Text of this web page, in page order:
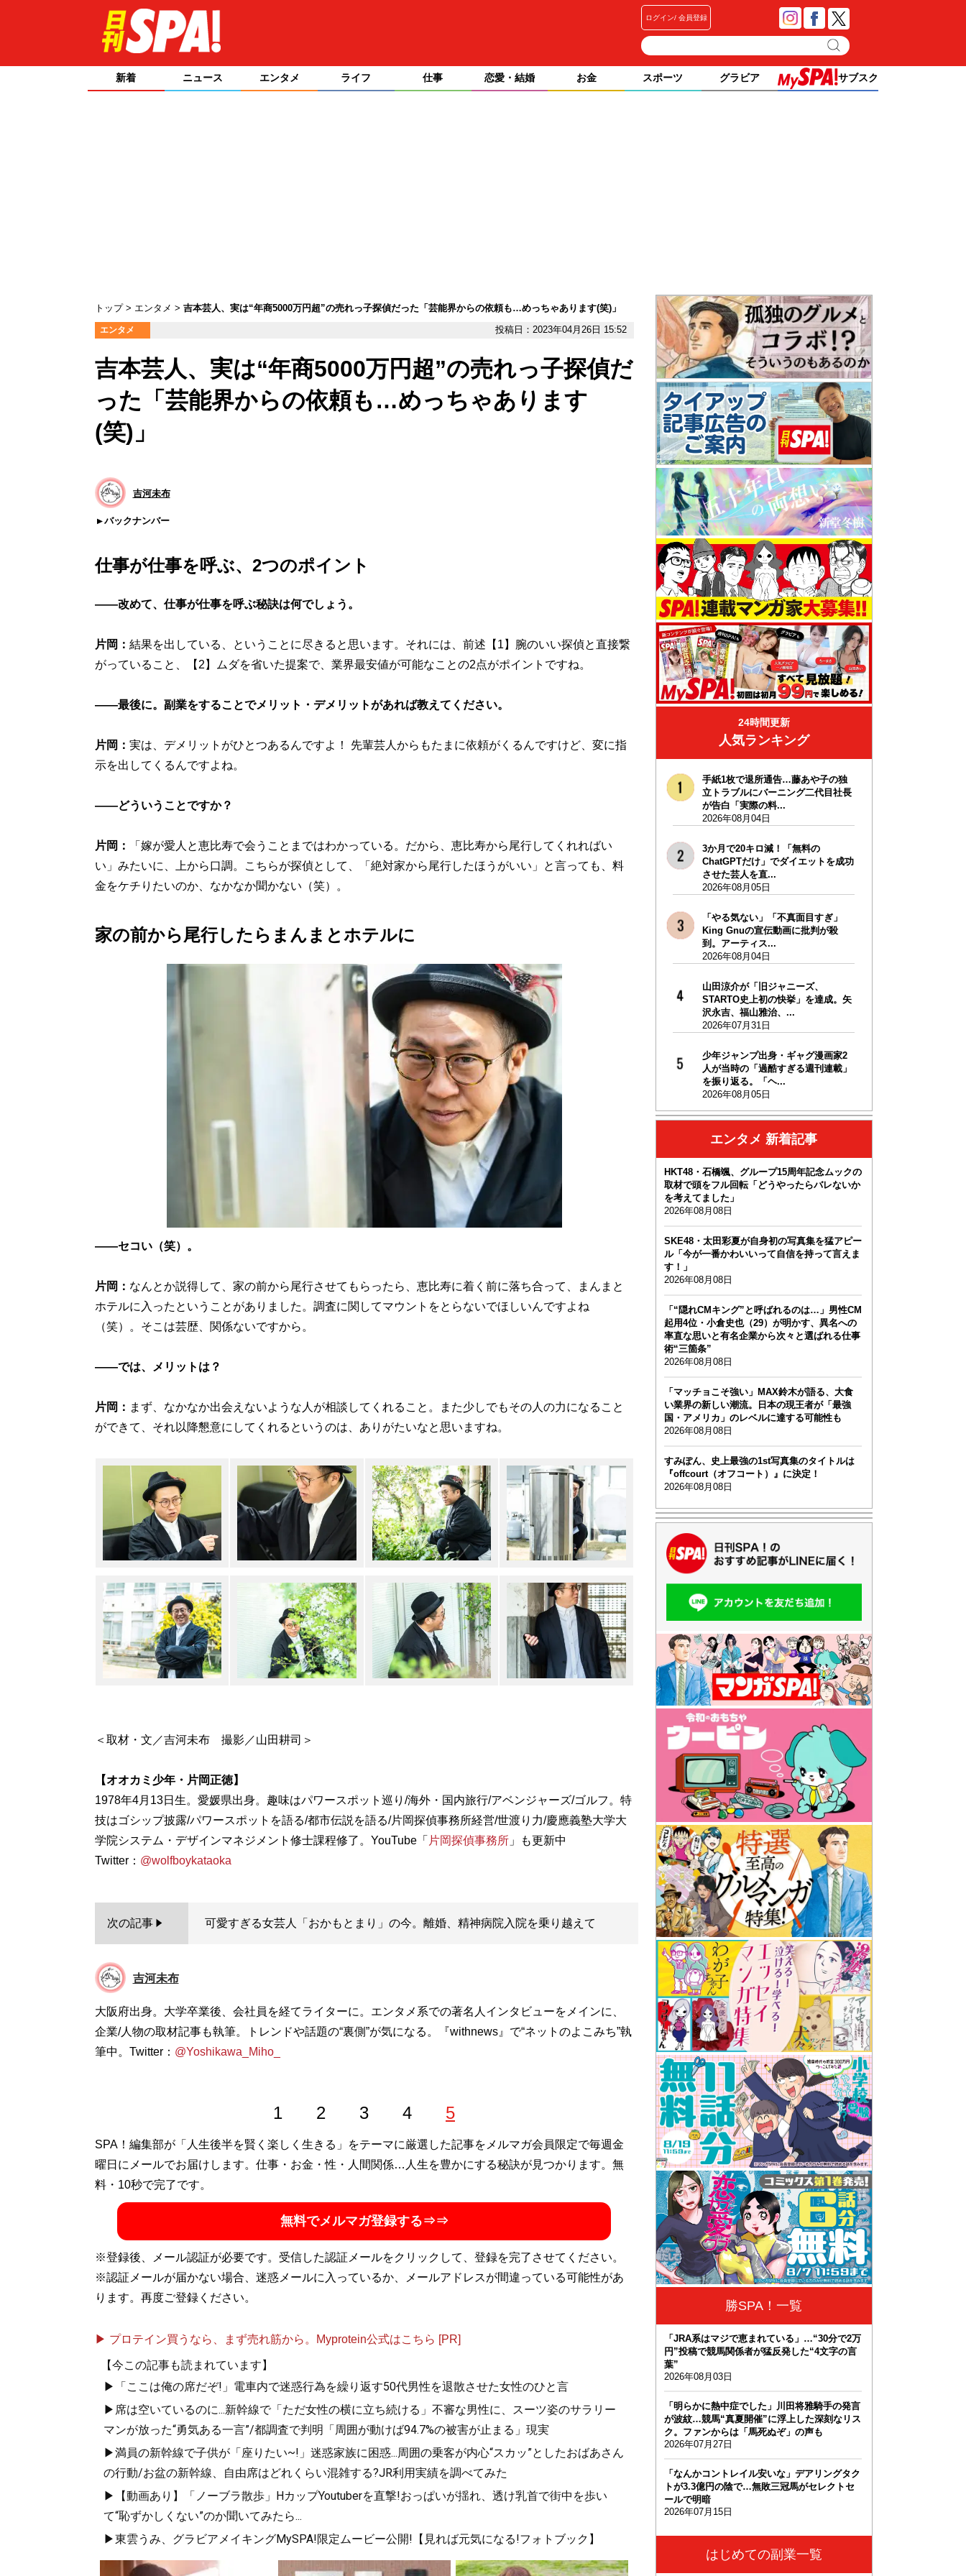
ログイン 会員登録
新着 ニュース エンタメ ライフ 仕事 恋愛・結婚 お金 スポーツ グラビア サブスク
トップ エンタメ 吉本芸人、実は“年商5000万円超”の売れっ子探偵だった「芸能界からの依頼も…めっちゃあります(笑)」
エンタメ 投稿日：2023年04月26日 15:52
吉本芸人、実は“年商5000万円超”の売れっ子探偵だ
った「芸能界からの依頼も…めっちゃあります
(笑)」
吉河未布
バックナンバー
仕事が仕事を呼ぶ、2つのポイント
――改めて、仕事が仕事を呼ぶ秘訣は何でしょう。
片岡： 結果を出している、ということに尽きると思います。それには、前述【1】腕のいい探偵と直接繋
がっていること、【2】ムダを省いた提案で、業界最安値が可能なことの2点がポイントですね。
――最後に。副業をすることでメリット・デメリットがあれば教えてください。
片岡： 実は、デメリットがひとつあるんですよ！ 先輩芸人からもたまに依頼がくるんですけど、変に指
示を出してくるんですよね。
――どういうことですか？
片岡：
「嫁が愛人と恵比寿で会うことまではわかっている。だから、恵比寿から尾行してくれればい
い」みたいに、上から口調。こちらが探偵として、「絶対家から尾行したほうがいい」と言っても、料
金をケチりたいのか、なかなか聞かない（笑）。
家の前から尾行したらまんまとホテルに
――セコい（笑）。
片岡： なんとか説得して、家の前から尾行させてもらったら、恵比寿に着く前に落ち合って、まんまと
ホテルに入ったということがありました。調査に関してマウントをとらないでほしいんですよね
（笑）。そこは芸歴、関係ないですから。
――では、メリットは？
片岡： まず、なかなか出会えないような人が相談してくれること。また少しでもその人の力になること
ができて、それ以降懇意にしてくれるというのは、ありがたいなと思いますね。
＜取材・文／吉河未布 撮影／山田耕司＞
【オオカミ少年・片岡正徳】
1978年4月13日生。愛媛県出身。趣味はパワースポット巡り/海外・国内旅行/アベンジャーズ/ゴルフ。特
技はゴシップ披露/パワースポットを語る/都市伝説を語る/片岡探偵事務所経営/世渡り力/慶應義塾大学大
学院システム・デザインマネジメント修士課程修了。YouTube「 片岡探偵事務所」も更新中
Twitter： @wolfboykataoka
次の記事 可愛すぎる女芸人「おかもとまり」の今。離婚、精神病院入院を乗り越えて
吉河未布
大阪府出身。大学卒業後、会社員を経てライターに。エンタメ系での著名人インタビューをメインに、
企業/人物の取材記事も執筆。トレンドや話題の“裏側”が気になる。『withnews』で“ネットのよこみち”執
筆中。Twitter： @Yoshikawa_Miho_
1 2 3 4 5
SPA！編集部が「人生後半を賢く楽しく生きる」をテーマに厳選した記事をメルマガ会員限定で毎週金
曜日にメールでお届けします。仕事・お金・性・人間関係…人生を豊かにする秘訣が見つかります。無
料・10秒で完了です。
無料でメルマガ登録する⇒⇒
※登録後、メール認証が必要です。受信した認証メールをクリックして、登録を完了させてください。
※認証メールが届かない場合、迷惑メールに入っているか、メールアドレスが間違っている可能性があ
ります。再度ご登録ください。
▶ プロテイン買うなら、まず売れ筋から。Myprotein公式はこちら [PR]
【今この記事も読まれています】
▶「ここは俺の席だぞ!」電車内で迷惑行為を繰り返す50代男性を退散させた女性のひと言
▶席は空いているのに...新幹線で「ただ女性の横に立ち続ける」不審な男性に、スーツ姿のサラリー
マンが放った“勇気ある一言”/都調査で判明「周囲が動けば94.7%の被害が止まる」現実
▶満員の新幹線で子供が「座りたい~!」迷惑家族に困惑...周囲の乗客が内心“スカッ”としたおばあさん
の行動/お盆の新幹線、自由席はどれくらい混雑する?JR利用実績を調べてみた
▶【動画あり】「ノーブラ散歩」HカップYoutuberを直撃!おっぱいが揺れ、透け乳首で街中を歩い
て“恥ずかしくない”のか聞いてみたら...
▶東雲うみ、グラビアメイキングMySPA!限定ムービー公開!【見れば元気になる!フォトブック】
24時間更新
人気ランキング
手紙1枚で退所通告…藤あや子の独
立トラブルにバーニング二代目社長
が告白「実際の料...
2026年08月04日
3か月で20キロ減！「無料の
ChatGPTだけ」でダイエットを成功
させた芸人を直...
2026年08月05日
「やる気ない」「不真面目すぎ」
King Gnuの宣伝動画に批判が殺
到。アーティス...
2026年08月04日
山田涼介が「旧ジャニーズ、
STARTO史上初の快挙」を達成。矢
沢永吉、福山雅治、...
2026年07月31日
少年ジャンプ出身・ギャグ漫画家2
人が当時の「過酷すぎる週刊連載」
を振り返る。「ヘ...
2026年08月05日
エンタメ 新着記事
HKT48・石橋颯、グループ15周年記念ムックの
取材で頭をフル回転「どうやったらバレないか
を考えてました」
2026年08月08日
SKE48・太田彩夏が自身初の写真集を猛アピー
ル「今が一番かわいいって自信を持って言えま
す！」
2026年08月08日
「“隠れCMキング”と呼ばれるのは…」男性CM
起用4位・小倉史也（29）が明かす、異名への
率直な思いと有名企業から次々と選ばれる仕事
術“三箇条”
2026年08月08日
「マッチョこそ強い」MAX鈴木が語る、大食
い業界の新しい潮流。日本の現王者が「最強
国・アメリカ」のレベルに達する可能性も
2026年08月08日
すみぽん、史上最強の1st写真集のタイトルは
『offcourt（オフコート）』に決定！
2026年08月08日
勝SPA！一覧
「JRA系はマジで恵まれている」…“30分で2万
円”投稿で競馬関係者が猛反発した“4文字の言
葉”
2026年08月03日
「明らかに熱中症でした」川田将雅騎手の発言
が波紋…競馬“真夏開催”に浮上した深刻なリス
ク。ファンからは「馬死ぬぞ」の声も
2026年07月27日
「なんかコントレイル安いな」デアリングタク
トが3.3億円の陰で…無敗三冠馬がセレクトセ
ールで明暗
2026年07月15日
はじめての副業一覧